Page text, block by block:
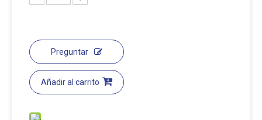
Preguntar
Añadir al carrito